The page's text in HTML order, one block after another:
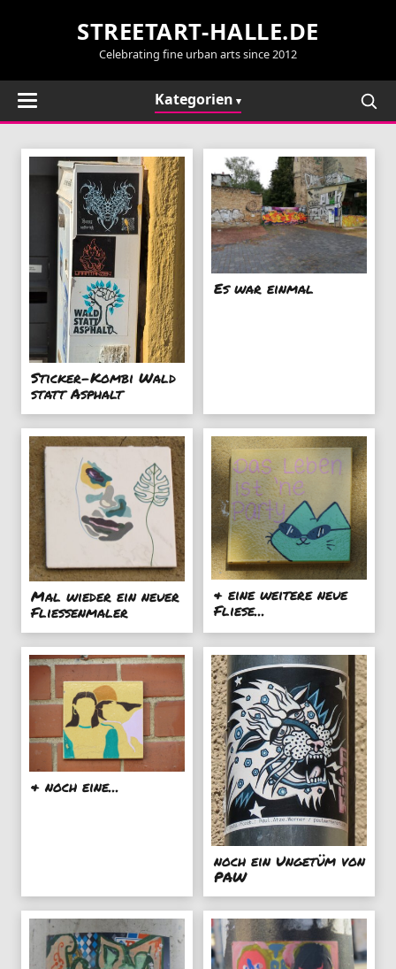
STREETART-HALLE.DE
Celebrating fine urban arts since 2012
Kategorien
Sticker-Kombi Wald
statt Asphalt
Es war einmal
Mal wieder ein neuer
Fliessenmaler
& eine weitere neue
Fliese...
& noch eine...
noch ein Ungetüm von
PAW